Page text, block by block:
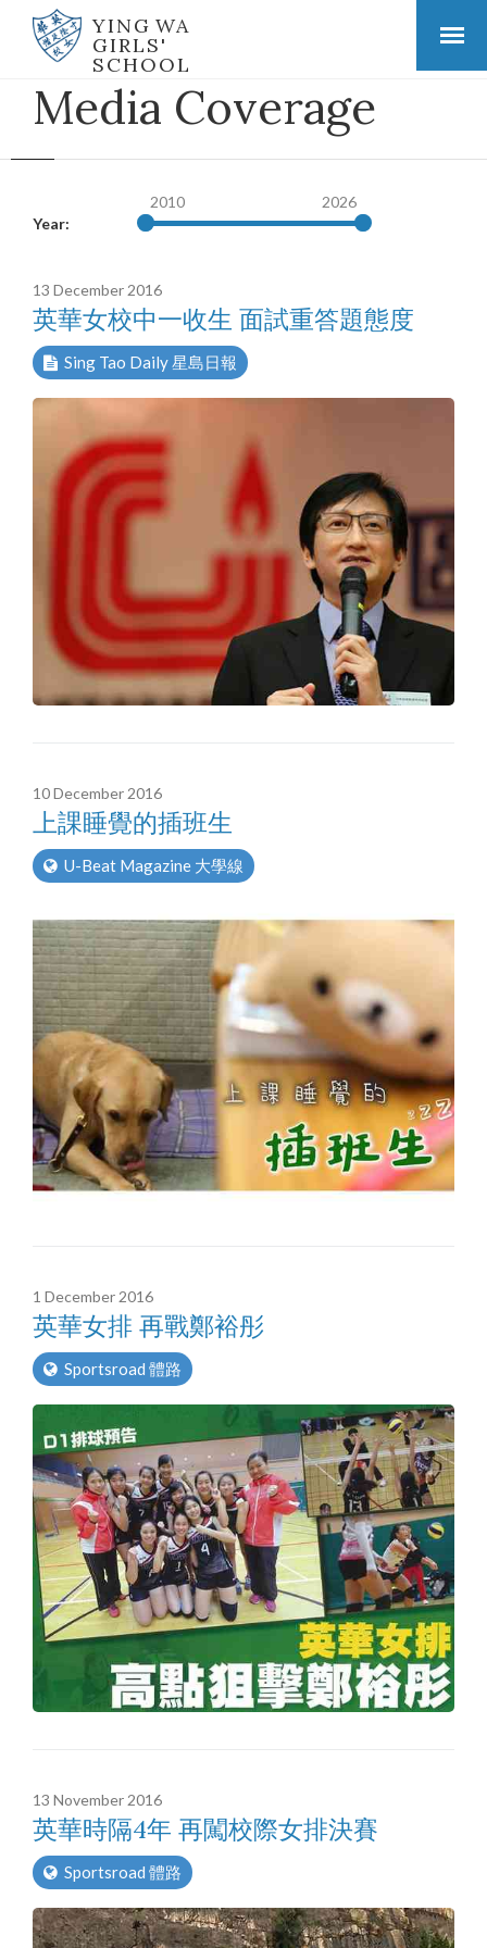
YING WA
GIRLS'
SCHOOL
Media Coverage
Year:
2010 2026
13 December 2016
英華女校中一收生 面試重答題態度
Sing Tao Daily 星島日報
10 December 2016
上課睡覺的插班生
U-Beat Magazine 大學線
1 December 2016
英華女排 再戰鄭裕彤
Sportsroad 體路
13 November 2016
英華時隔4年 再闖校際女排決賽
Sportsroad 體路